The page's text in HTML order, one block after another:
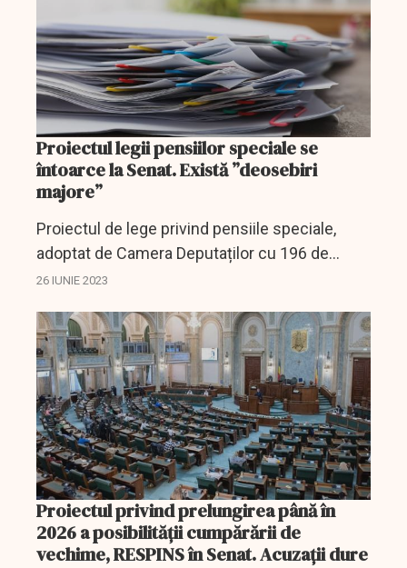
Proiectul legii pensiilor speciale se
întoarce la Senat. Există ”deosebiri
majore”
Proiectul de lege privind pensiile speciale,
adoptat de Camera Deputaților cu 196 de
voturi ”pentru”, 32 ”contra” și 14 abțineri, se
26 IUNIE 2023
Proiectul privind prelungirea până în
2026 a posibilităţii cumpărării de
vechime, RESPINS în Senat. Acuzaţii dure